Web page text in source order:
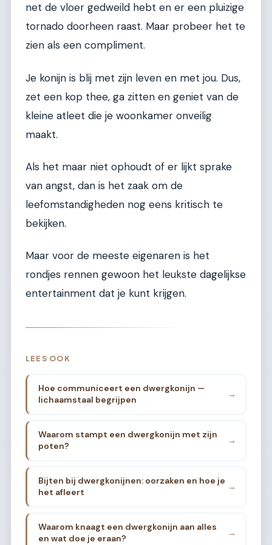
net de vloer gedweild hebt en er een pluizige
tornado doorheen raast. Maar probeer het te
zien als een compliment.
Je konijn is blij met zijn leven en met jou. Dus,
zet een kop thee, ga zitten en geniet van de
kleine atleet die je woonkamer onveilig
maakt.
Als het maar niet ophoudt of er lijkt sprake
van angst, dan is het zaak om de
leefomstandigheden nog eens kritisch te
bekijken.
Maar voor de meeste eigenaren is het
rondjes rennen gewoon het leukste dagelijkse
entertainment dat je kunt krijgen.
LEES OOK
Hoe communiceert een dwergkonijn —
lichaamstaal begrijpen
→
Waarom stampt een dwergkonijn met zijn
poten?
→
Bijten bij dwergkonijnen: oorzaken en hoe je
het afleert
→
Waarom knaagt een dwergkonijn aan alles
en wat doe je eraan?
→